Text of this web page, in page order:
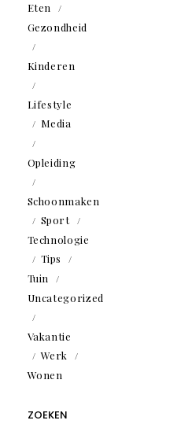
Eten
Gezondheid
Kinderen
Lifestyle
Media
Opleiding
Schoonmaken
Sport
Technologie
Tips
Tuin
Uncategorized
Vakantie
Werk
Wonen
ZOEKEN